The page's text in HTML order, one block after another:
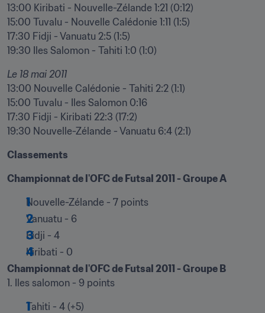
13:00 Kiribati - Nouvelle-Zélande 1:21 (0:12)
15:00 Tuvalu - Nouvelle Calédonie 1:11 (1:5)
17:30 Fidji - Vanuatu 2:5 (1:5)
19:30 Iles Salomon - Tahiti 1:0 (1:0)
Le 18 mai 2011
13:00 Nouvelle Calédonie - Tahiti 2:2 (1:1)
15:00 Tuvalu - Iles Salomon 0:16
17:30 Fidji - Kiribati 22:3 (17:2)
19:30 Nouvelle-Zélande - Vanuatu 6:4 (2:1)
Classements
Championnat de l'OFC de Futsal 2011 - Groupe A
Nouvelle-Zélande - 7 points
Vanuatu - 6
Fidji - 4
Kiribati - 0
Championnat de l'OFC de Futsal 2011 - Groupe B
1. Iles salomon - 9 points
Tahiti - 4 (+5)